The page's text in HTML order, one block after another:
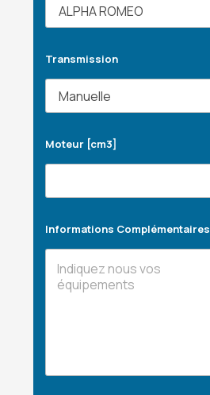
Transmission
Moteur [cm3]
Informations Complémentaires